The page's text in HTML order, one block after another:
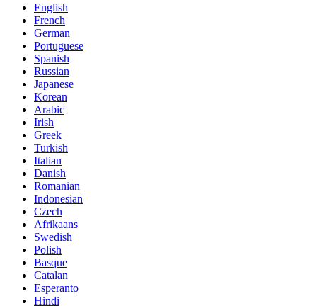
English
French
German
Portuguese
Spanish
Russian
Japanese
Korean
Arabic
Irish
Greek
Turkish
Italian
Danish
Romanian
Indonesian
Czech
Afrikaans
Swedish
Polish
Basque
Catalan
Esperanto
Hindi